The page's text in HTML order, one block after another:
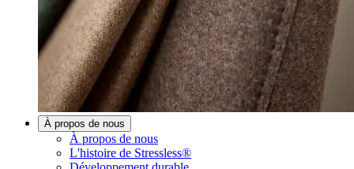
À propos de nous
À propos de nous
L'histoire de Stressless®